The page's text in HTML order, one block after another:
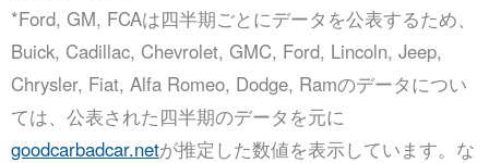
*Ford, GM, FCAは四半期ごとにデータを公表するため、
Buick, Cadillac, Chevrolet, GMC, Ford, Lincoln, Jeep,
Chrysler, Fiat, Alfa Romeo, Dodge, Ramのデータについ
ては、公表された四半期のデータを元に
goodcarbadcar.netが推定した数値を表示しています。な